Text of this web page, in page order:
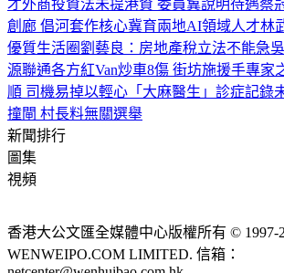
才外商投資法未提港資 委員冀說明待遇蔡
創廊 倡河套作核心冀育兩地AI領域人才林
優質生活圈劉藝良：房地產稅立法不能急
源聯通各方紅Van炒車8傷 街坊施援手專家
順 司機易掉以輕心 「大麻醫生」診症記錄
撞閘 村長料無關選舉
新聞排行
圖集
視頻
香港大公文匯全媒體中心版權所有 © 1997-
WENWEIPO.COM LIMITED. 信箱：